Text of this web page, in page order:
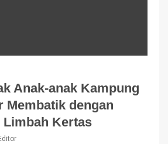
Anak-anak Kampung
Membatik dengan
Kertas